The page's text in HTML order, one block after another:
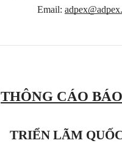
Email:
THÔNG CÁO
TRIỂN LÃM